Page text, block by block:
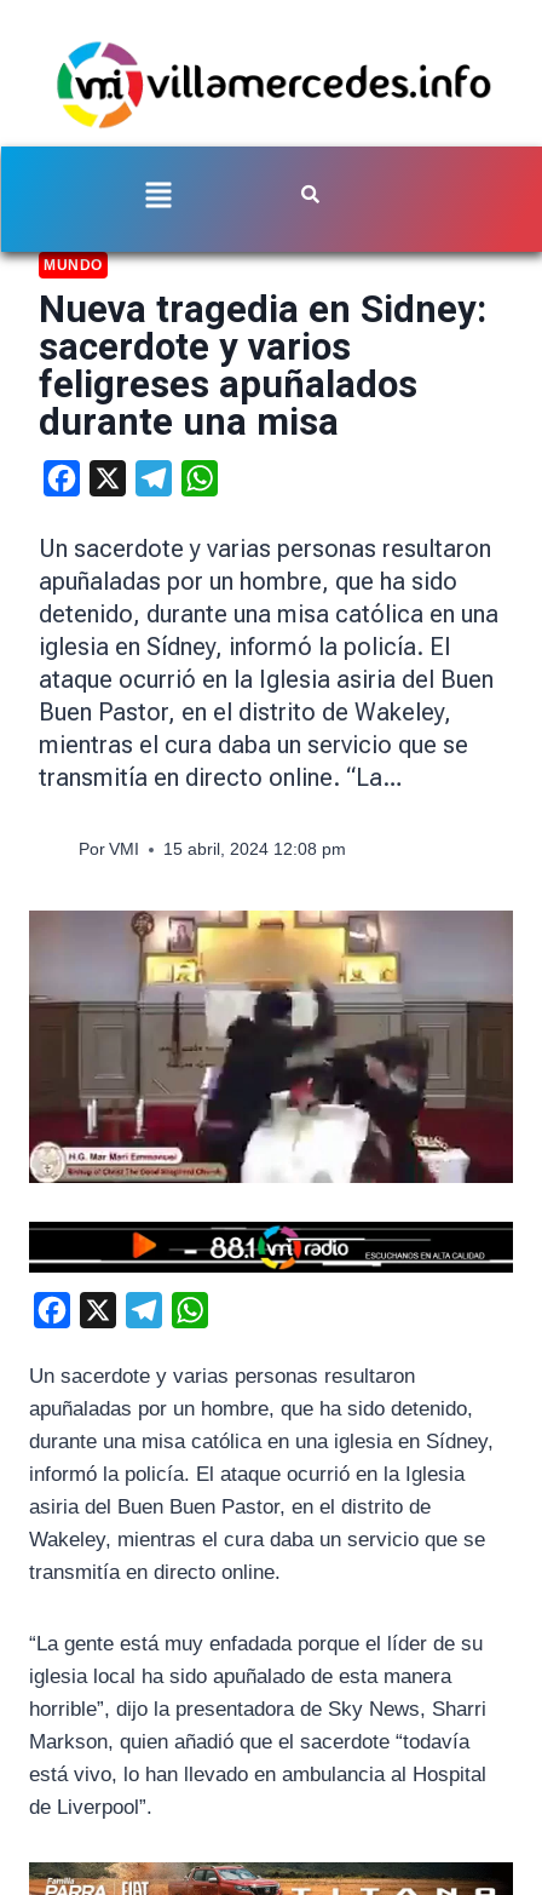
MUNDO
Nueva tragedia en Sidney:
sacerdote y varios
feligreses apuñalados
durante una misa
Facebook Telegram
Un sacerdote y varias personas resultaron
apuñaladas por un hombre, que ha sido
detenido, durante una misa católica en una
iglesia en Sídney, informó la policía. El
ataque ocurrió en la Iglesia asiria del Buen
Buen Pastor, en el distrito de Wakeley,
mientras el cura daba un servicio que se
transmitía en directo online. “La…
Por VMI 15 abril, 2024 12:08 pm
c
e
b
k
l
e
g
m
a
t
s
p
p
Un sacerdote y varias personas resultaron
apuñaladas por un hombre, que ha sido detenido,
durante una misa católica en una iglesia en Sídney,
informó la policía. El ataque ocurrió en la Iglesia
asiria del Buen Buen Pastor, en el distrito de
Wakeley, mientras el cura daba un servicio que se
transmitía en directo online.
“La gente está muy enfadada porque el líder de su
iglesia local ha sido apuñalado de esta manera
horrible”, dijo la presentadora de Sky News, Sharri
Markson, quien añadió que el sacerdote “todavía
está vivo, lo han llevado en ambulancia al Hospital
de Liverpool”.